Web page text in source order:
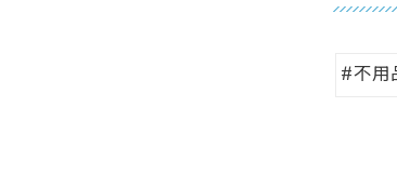
#不用
ご相談・お問